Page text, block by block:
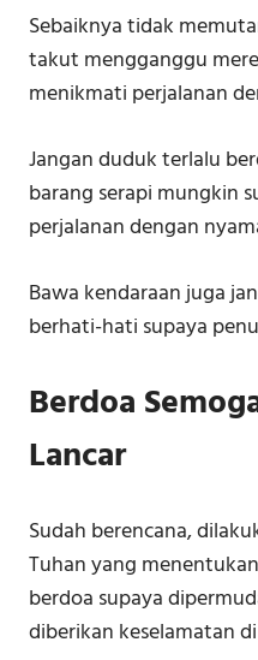
Sebaiknya tidak
takut mengganggu
menikmati perjalanan
Jangan duduk terlalu
barang serapi mungkin
perjalanan dengan
Bawa kendaraan juga
berhati-hati supaya
Berdoa
Lancar
Sudah berencana,
Tuhan yang
berdoa supaya
diberikan keselamatan